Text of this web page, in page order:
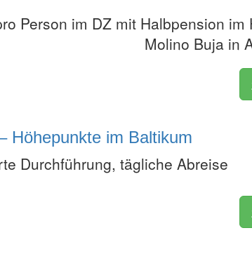
Person im DZ mit Halbpension im
Molino Buja in
Höhepunkte im Baltikum
Durchführung, tägliche Abreise